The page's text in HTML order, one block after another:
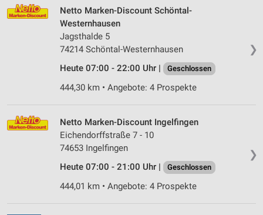
❯
Netto Marken-Discount Schöntal-
Westernhausen
Jagsthalde 5
74214 Schöntal-Westernhausen
Heute 07:00 - 22:00 Uhr |
Geschlossen
444,30 km • Angebote: 4 Prospekte
❯
Netto Marken-Discount Ingelfingen
Eichendorffstraße 7 - 10
74653 Ingelfingen
Heute 07:00 - 21:00 Uhr |
Geschlossen
444,01 km • Angebote: 4 Prospekte